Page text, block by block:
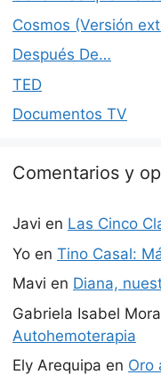
Cosmos (Versión
Después De…
TED
Documentos TV
Comentarios y
Javi en Las Cinco
Yo en Tino Casal:
Mavi en Diana,
Gabriela Isabel
Autohemoterapia
Ely Arequipa en Oro